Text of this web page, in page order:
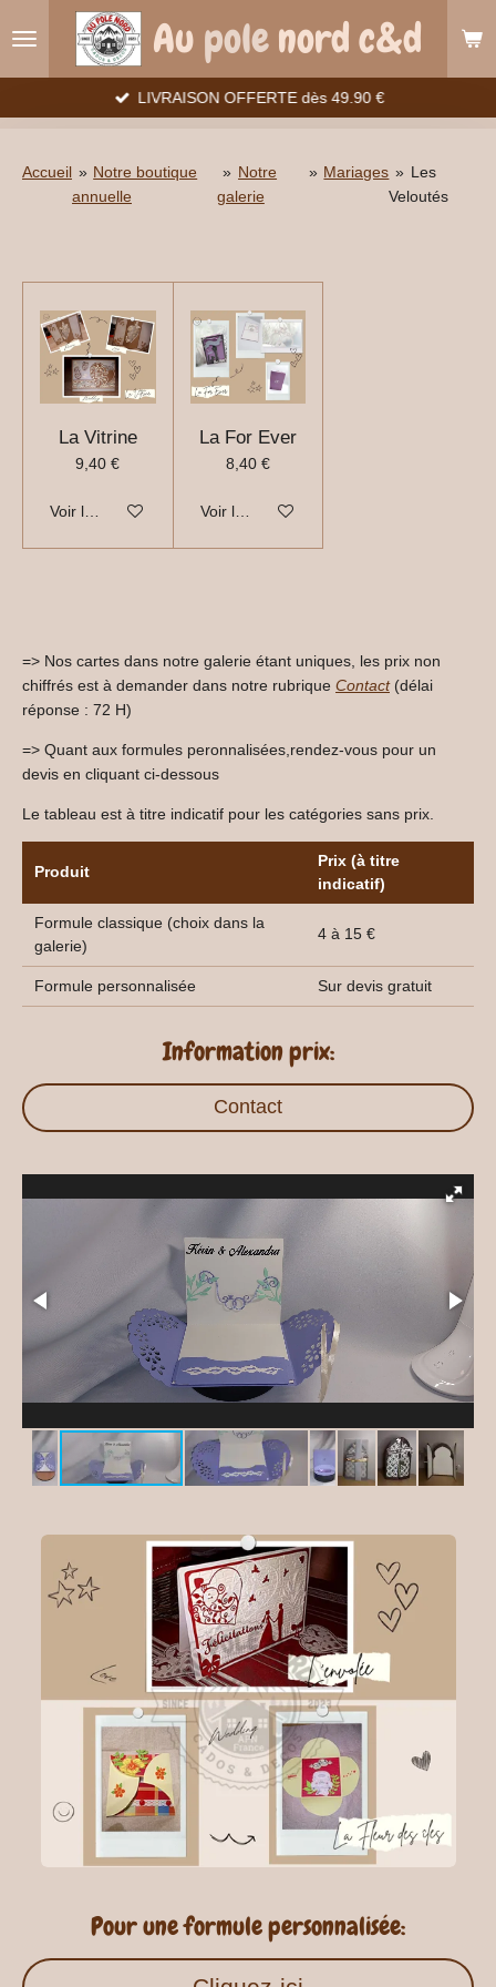
au
Au polenord c&d
LIVRAISON OFFERTE dès 49.90 €
Accueil » Notre boutique
annuelle
» Notre
galerie
» Mariages » Les
Veloutés
La Vitrine
9,40 €
Voir les détails
La For Ever
8,40 €
Voir les détails
=> Nos cartes dans notre galerie étant uniques, les prix non
chiffrés est à demander dans notre rubrique Contact (délai
réponse : 72 H)
=> Quant aux formules peronnalisées,rendez-vous pour un
devis en cliquant ci-dessous
Le tableau est à titre indicatif pour les catégories sans prix.
Produit
Prix (à titre
indicatif)
Formule classique (choix dans la
galerie)
4 à 15 €
Formule personnalisée Sur devis gratuit
Information prix:
Contact
Pour une formule personnalisée: